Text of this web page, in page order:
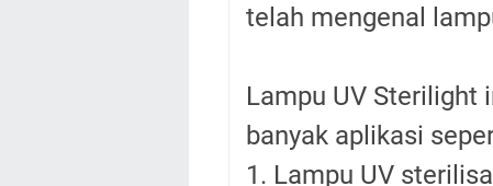
telah mengenal
Lampu UV Sterilight
banyak aplikasi
1. Lampu UV